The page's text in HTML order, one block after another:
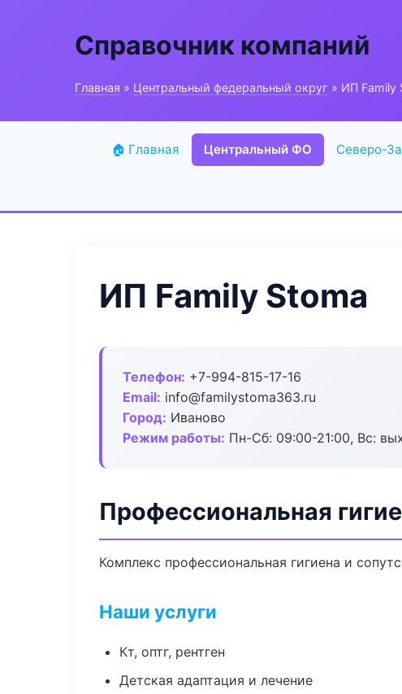
Справочник компаний
Главная » Центральный федеральный округ » ИП Family
🏠 Главная Центральный ФО Северо-
ИП Family Stoma
Телефон: +7-994-815-17-16
Email: info@familystoma363.ru
Город: Иваново
Режим работы: Пн-Сб: 09:00-21:00, Вс:
Профессиональная
Комплекс профессиональная гигиена и
Наши услуги
Кт, оптг, рентген
Детская адаптация и лечение